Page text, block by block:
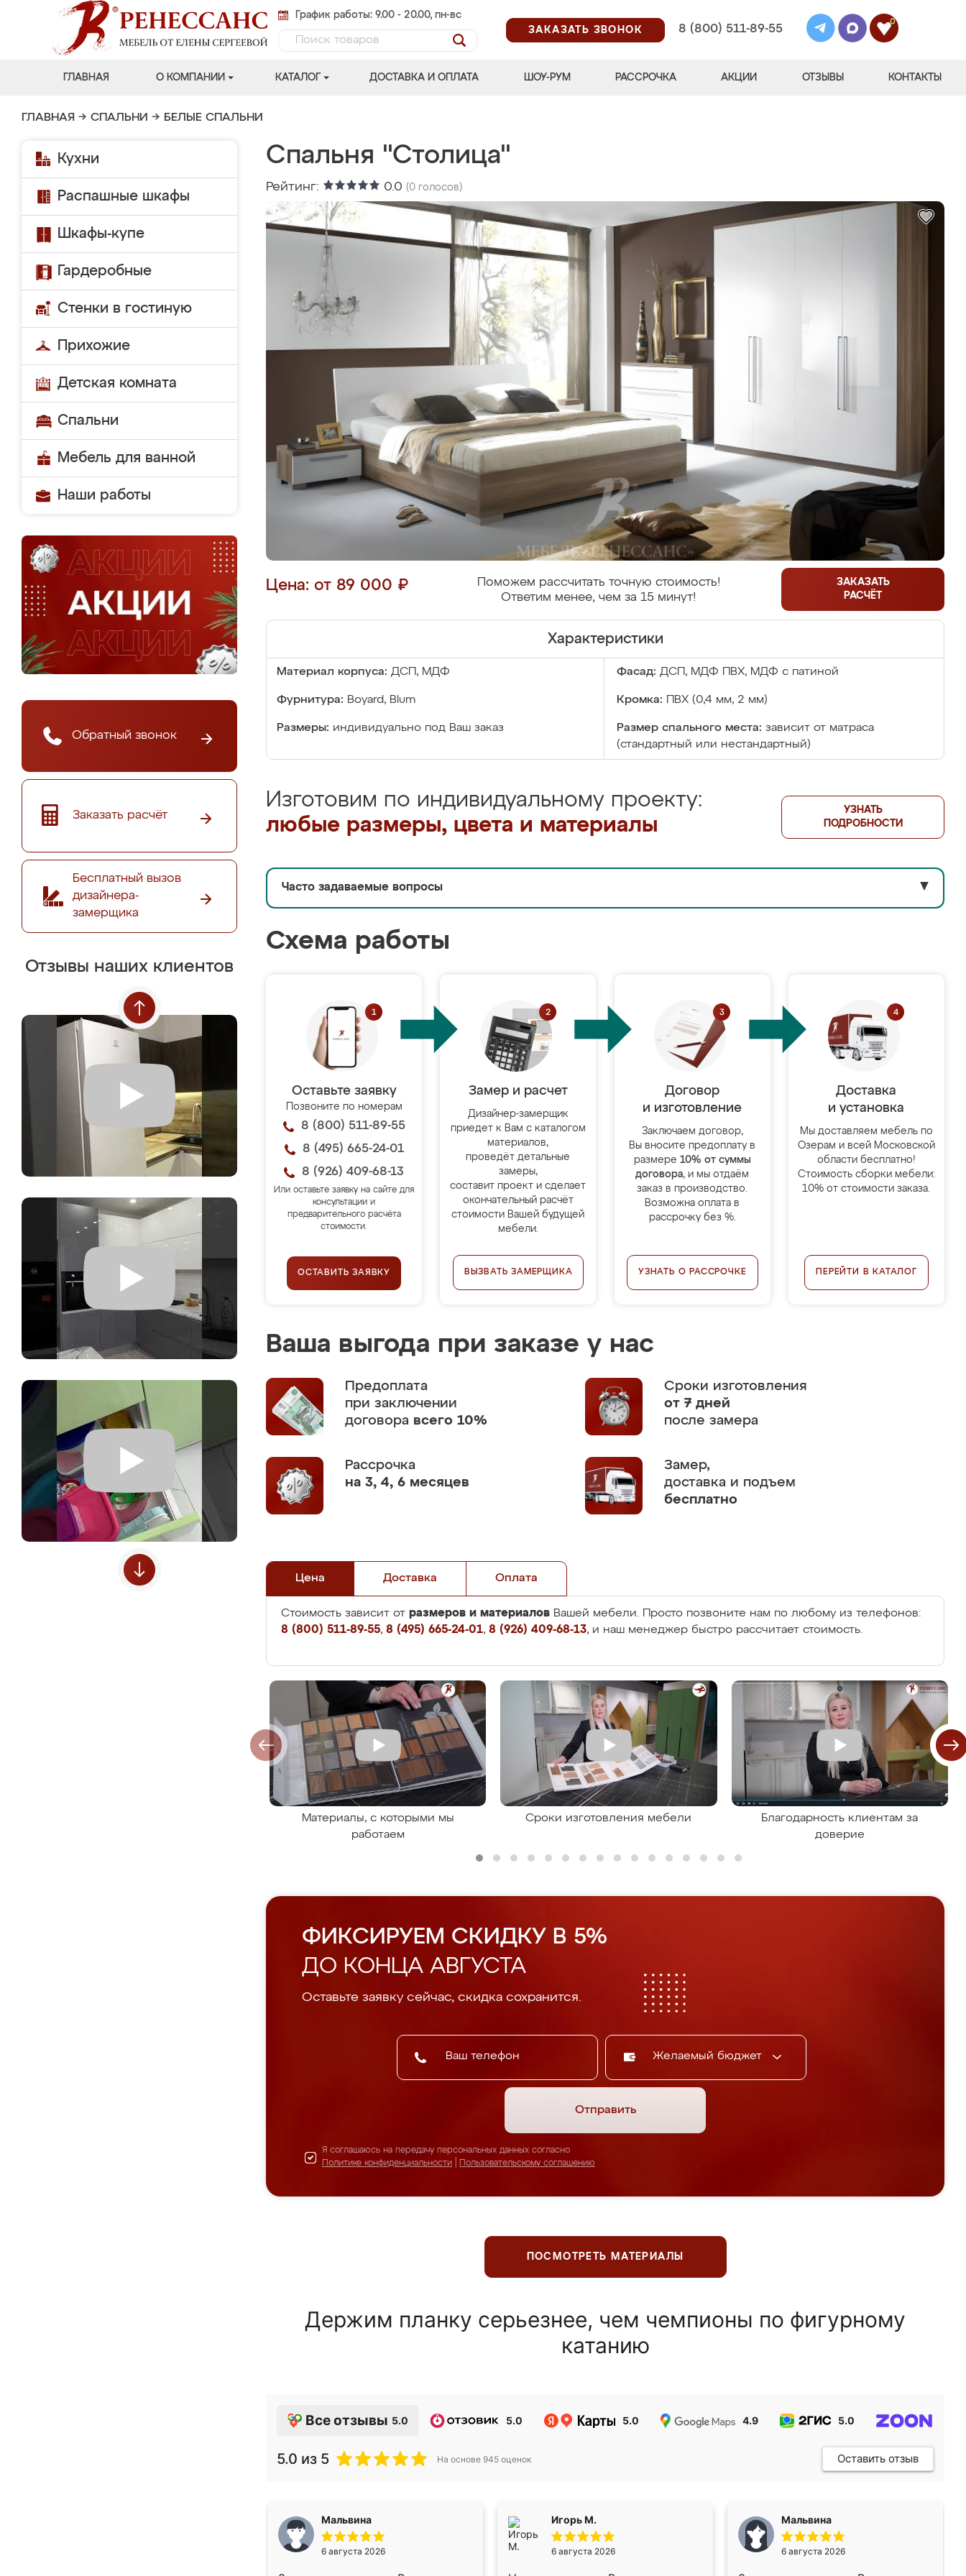
График работы: 9.00 - 20.00, пн-вс
ЗАКАЗАТЬ ЗВОНОК
8 (800) 511-89-55
0
ГЛАВНАЯ О КОМПАНИИ КАТАЛОГ ДОСТАВКА И ОПЛАТА ШОУ-РУМ РАССРОЧКА АКЦИИ ОТЗЫВЫ КОНТАКТЫ
ГЛАВНАЯ → СПАЛЬНИ → БЕЛЫЕ СПАЛЬНИ
Кухни
Распашные шкафы
Шкафы-купе
Гардеробные
Стенки в гостиную
Прихожие
Детская комната
Спальни
Мебель для ванной
Наши работы
Обратный звонок
Заказать расчёт
Бесплатный вызов
дизайнера-
замерщика
Отзывы наших клиентов
Спальня "Столица"
Рейтинг: 0.0 (0 голосов)
Цена: от 89 000 ₽
Поможем рассчитать точную стоимость!
Ответим менее, чем за 15 минут!
ЗАКАЗАТЬ
РАСЧЁТ
Характеристики
Материал корпуса: ДСП, МДФ Фасад: ДСП, МДФ ПВХ, МДФ с патиной
Фурнитура: Boyard, Blum Кромка: ПВХ (0,4 мм, 2 мм)
Размеры: индивидуально под Ваш заказ Размер спального места: зависит от матраса
(стандартный или нестандартный)
Изготовим по индивидуальному проекту:
любые размеры, цвета и материалы
УЗНАТЬ
ПОДРОБНОСТИ
Часто задаваемые вопросы ▼
Схема работы
Оставьте заявку
Позвоните по номерам
8 (800) 511-89-55
8 (495) 665-24-01
8 (926) 409-68-13
Или оставьте заявку на сайте для
консультации и
предварительного расчёта
стоимости.
ОСТАВИТЬ ЗАЯВКУ
Замер и расчет
Дизайнер-замерщик
приедет к Вам с каталогом
материалов,
проведёт детальные
замеры,
составит проект и сделает
окончательный расчёт
стоимости Вашей будущей
мебели.
ВЫЗВАТЬ ЗАМЕРЩИКА
Договор
и изготовление
Заключаем договор,
Вы вносите предоплату в
размере 10% от суммы
договора, и мы отдаём
заказ в производство.
Возможна оплата в
рассрочку без %.
УЗНАТЬ О РАССРОЧКЕ
Доставка
и установка
Мы доставляем мебель по
Озерам и всей Московской
области бесплатно!
Стоимость сборки мебели:
10% от стоимости заказа.
ПЕРЕЙТИ В КАТАЛОГ
Ваша выгода при заказе у нас
Предоплата
при заключении
договора всего 10%
Сроки изготовления
от 7 дней
после замера
Рассрочка
на 3, 4, 6 месяцев
Замер,
доставка и подъем
бесплатно
Цена Доставка Оплата
Стоимость зависит от размеров и материалов Вашей мебели. Просто позвоните нам по любому из телефонов:
8 (800) 511-89-55, 8 (495) 665-24-01, 8 (926) 409-68-13, и наш менеджер быстро рассчитает стоимость.
Материалы, с которыми мы
работаем
Сроки изготовления мебели
Благодарность клиентам за
доверие
ФИКСИРУЕМ СКИДКУ В 5%
ДО КОНЦА АВГУСТА
Оставьте заявку сейчас, скидка сохранится.
Желаемый бюджет
Отправить
Я соглашаюсь на передачу персональных данных согласно
Политике конфиденциальности
Пользовательскому соглашению
ПОСМОТРЕТЬ МАТЕРИАЛЫ
Держим планку серьезнее, чем чемпионы по фигурному
катанию
Все отзывы 5.0 5.0 5.0 4.9 5.0
5.0 из 5 На основе 945 оценок Оставить отзыв
Мальвина
6 августа 2026
Игорь М.
6 августа 2026
Мальвина
6 августа 2026